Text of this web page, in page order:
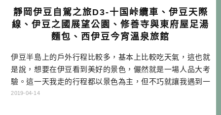
靜岡伊豆自駕之旅D3-十国峠纜車、伊豆天際
線、伊豆之國展望公園、修善寺與東府屋足湯
麵包、西伊豆今宵溫泉旅館
伊豆半島上的戶外行程比較多，基本上比較吃天氣，這也就
是說，想要在伊豆看到美好的景色，儼然就是一場人品大考
驗。這一天我走的行程都以景色為主，但不巧就讓我遇到一
個大陰天，不時還滴幾滴雨下來，只能說伊豆人品考試不合
2019-04-14